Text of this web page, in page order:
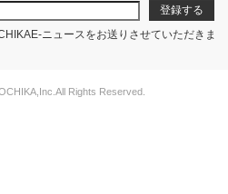
ニュースをお送りさせていただきま
Rights Reserved.